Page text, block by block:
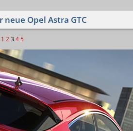
neue Opel Astra GTC
1 2 3 4 5